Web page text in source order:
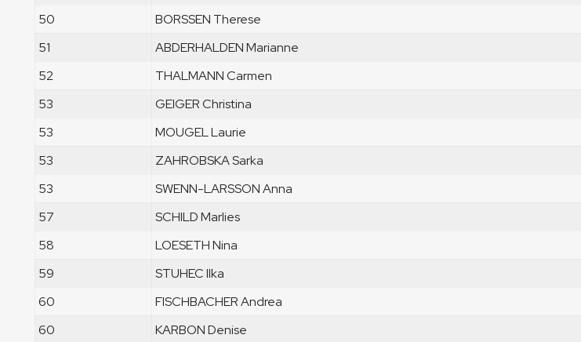
50
BORSSEN Therese
51
ABDERHALDEN Marianne
52
THALMANN Carmen
53
GEIGER Christina
53
MOUGEL Laurie
53
ZAHROBSKA Sarka
53
SWENN-LARSSON Anna
57
SCHILD Marlies
58
LOESETH Nina
59
STUHEC Ilka
60
FISCHBACHER Andrea
60
KARBON Denise